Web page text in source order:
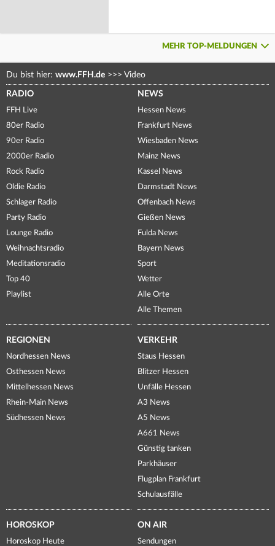
MEHR TOP-MELDUNGEN
Du bist hier: www.FFH.de >>> Video
RADIO
FFH Live
80er Radio
90er Radio
2000er Radio
Rock Radio
Oldie Radio
Schlager Radio
Party Radio
Lounge Radio
Weihnachtsradio
Meditationsradio
Top 40
Playlist
NEWS
Hessen News
Frankfurt News
Wiesbaden News
Mainz News
Kassel News
Darmstadt News
Offenbach News
Gießen News
Fulda News
Bayern News
Sport
Wetter
Alle Orte
Alle Themen
REGIONEN
Nordhessen News
Osthessen News
Mittelhessen News
Rhein-Main News
Südhessen News
VERKEHR
Staus Hessen
Blitzer Hessen
Unfälle Hessen
A3 News
A5 News
A661 News
Günstig tanken
Parkhäuser
Flugplan Frankfurt
Schulausfälle
HOROSKOP
Horoskop Heute
ON AIR
Sendungen